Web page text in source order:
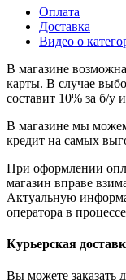
Оплата
Доставка
Видео о
В магазине
карты. В случае
составит 10% за б/у
В магазине мы
кредит на самых
При оформлении
магазин вправе
Актуальную
оператора в
Курьерская
Вы можете заказать